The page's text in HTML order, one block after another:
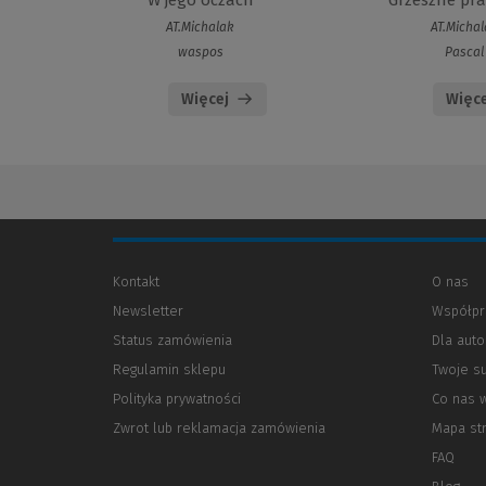
AT.Michalak
waspos
Więcej
Pascal
Kontakt
Newsletter
Status zamówienia
Regulamin sklepu
Polityka prywatności
innej
Zwrot lub reklamacja zamówienia
O nas
Dla
Twoje
Co nas
Mapa
FAQ